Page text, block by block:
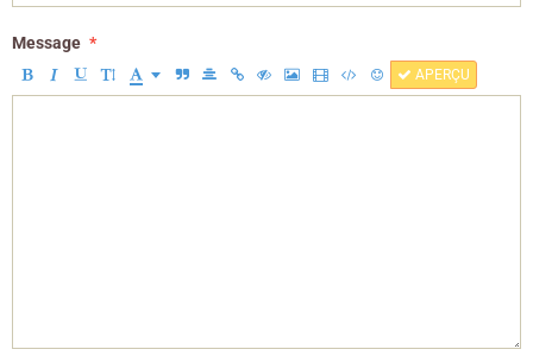
Message
APERÇU